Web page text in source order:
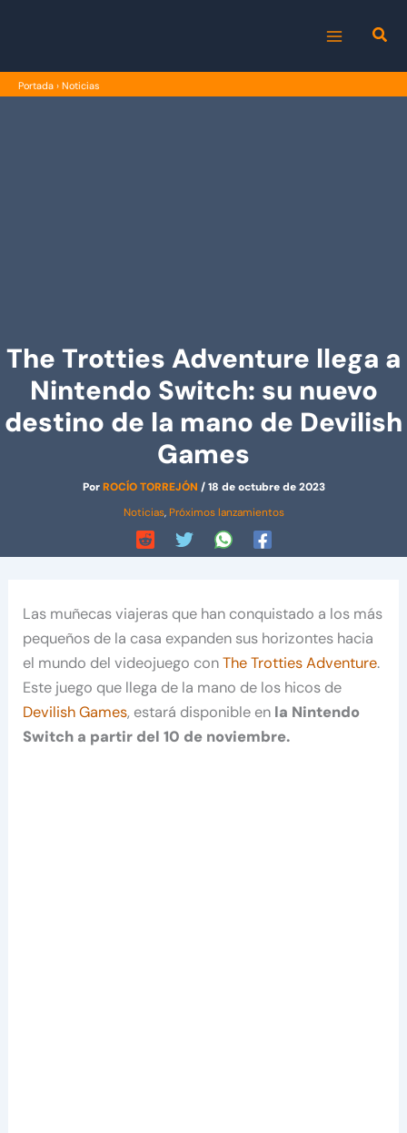
MENU
Portada › Noticias
The Trotties Adventure llega a
Nintendo Switch: su nuevo
destino de la mano de Devilish
Games
PorROCÍO TORREJÓN /18 de octubre de 2023
Noticias, Próximos lanzamientos
Las muñecas viajeras que han conquistado a los más
pequeños de la casa expanden sus horizontes hacia
el mundo del videojuego conThe Trotties Adventure.
Este juego que llega de la mano de los hicos de
Devilish Games, estará disponible en la Nintendo
Switch a partir del 10 de noviembre.